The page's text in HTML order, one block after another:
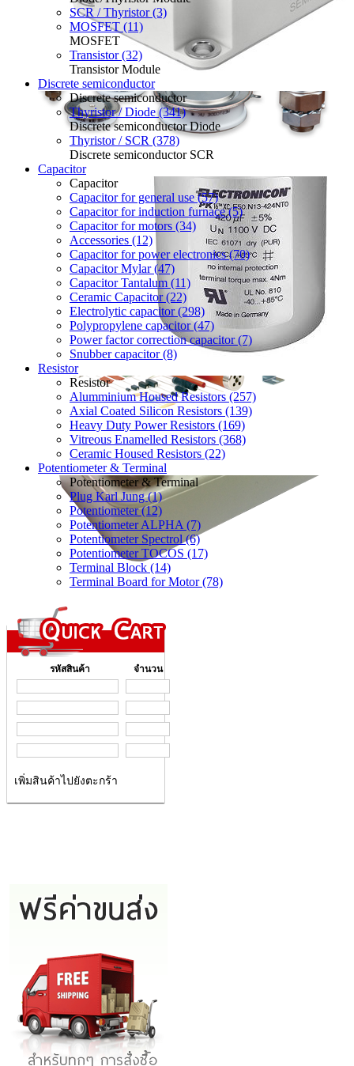
SCR / Thyristor (3)
MOSFET (11)
MOSFET
Transistor (32)
Transistor Module
Discrete semiconductor
Discrete semiconductor
Thyristor / Diode (341)
Discrete semiconductor Diode
Thyristor / SCR (378)
Discrete semiconductor SCR
Capacitor
Capacitor
Capacitor for general use (57)
Capacitor for induction furnace (5)
Capacitor for motors (34)
Accessories (12)
Capacitor for power electronics (70)
Capacitor Mylar (47)
Capacitor Tantalum (11)
Ceramic Capacitor (22)
Electrolytic capacitor (298)
Polypropylene capacitor (47)
Power factor correction capacitor (7)
Snubber capacitor (8)
Resistor
Resistor
Alumminium Housed Resistors (257)
Axial Coated Silicon Resistors (139)
Heavy Duty Power Resistors (169)
Vitreous Enamelled Resistors (368)
Ceramic Housed Resistors (22)
Potentiometer & Terminal
Potentiometer & Terminal
Plug Karl Jung (1)
Potentiometer (12)
Potentiometer ALPHA (7)
Potentiometer Spectrol (6)
Potentiometer TOCOS (17)
Terminal Block (14)
Terminal Board for Motor (78)
รหัสสินค้า จำนวน
เพิ่มสินค้าไปยังตะกร้า